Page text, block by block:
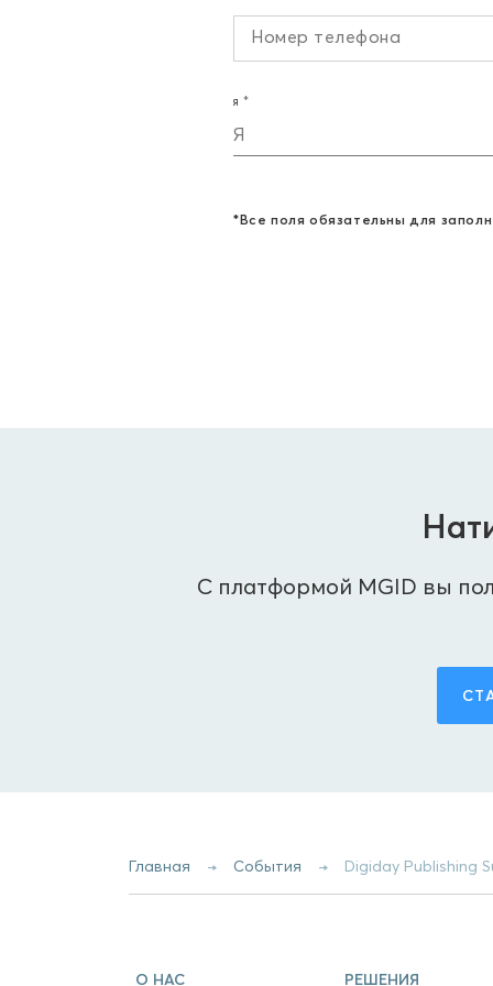
Я
Я
*Все поля обязательны для
С платформой MGID вы
Главная События Digiday Publishing
О НАС РЕШЕНИЯ